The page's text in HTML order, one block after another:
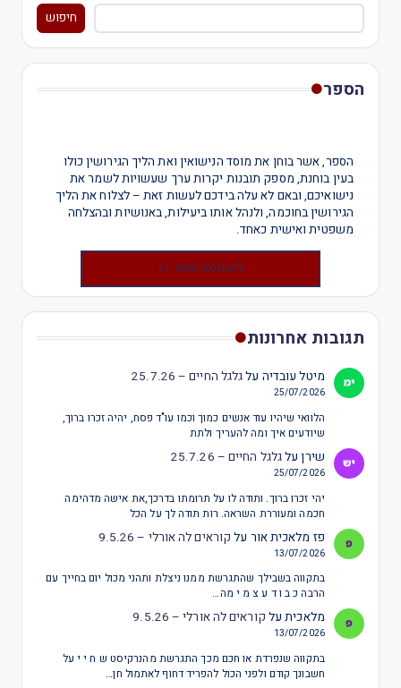
חיפוש
הספר
הספר, אשר בוחן את מוסד הנישואין ואת הליך הגירושין כולו
בעין בוחנת, מספק תובנות יקרות ערך שעשויות לשמר את
נישואיכם, ובאם לא עלה בידכם לעשות זאת – לצלוח את הליך
הגירושין בחוכמה, ולנהל אותו ביעילות, באנושיות ובהצלחה
משפטית ואישית כאחד.
להזמנת הספר >>
תגובות אחרונות
מיטל עובדיה עלגלגל החיים – 25.7.26
25/07/2026
הלוואי שיהיו עוד אנשים כמוך וכמו עו"ד פסח, יהיה זכרו ברוך,
שיודעים איך ומה להעריך ולתת
שירןעלגלגל החיים – 25.7.26
25/07/2026
יהי זכרו ברוך. ותודה לו על תרומתו בדרכך,את אישה מדהימה
חכמה ומעוררת השראה. רות תודה לך על הכל
פז מלאכית אור על קוראים לה אורלי – 9.5.26
13/07/2026
בתקווה בשבילך שהתגרשת ממנו ניצלת ותהני מכול יום בחייך עם
הרבה כ ב ו ד ע צ מ י מה…
מלאכיתעל קוראים לה אורלי – 9.5.26
13/07/2026
בתקווה שנפרדת או חכם מכך התגרשת מהנרקיסט ש ח י י על
חשבונך קודם ולפני הכול להפריד דחוף לאתמול חן…